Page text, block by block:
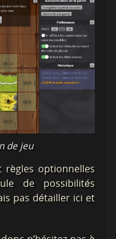
de jeu
règles optionnelles
de possibilités
pas détailler ici et